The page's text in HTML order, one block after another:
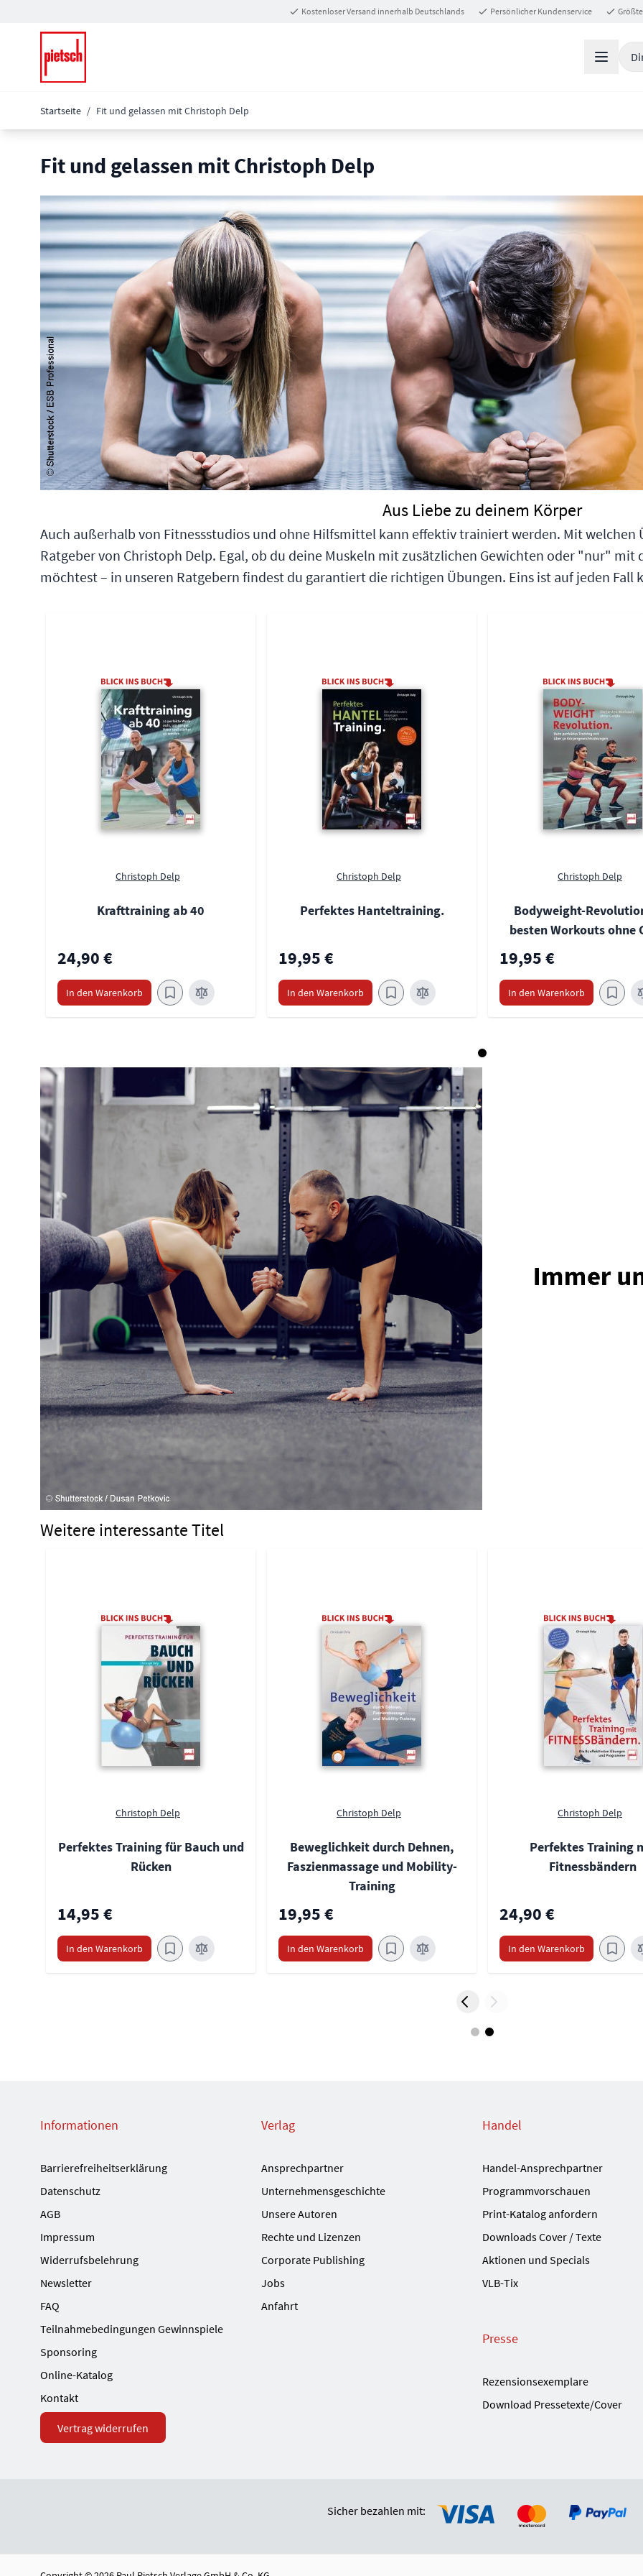
Kostenloser Versand innerhalb Deutschlands Persönlicher Kundenservice
Startseite / Fit und gelassen mit Christoph Delp
Fit und gelassen mit Christoph Delp
Aus Liebe zu deinem Körper
Auch außerhalb von Fitnessstudios und ohne Hilfsmittel kann effektiv trainiert werden. Mit welchen
Ratgeber von Christoph Delp. Egal, ob du deine Muskeln mit zusätzlichen Gewichten oder "nur"
möchtest – in unseren Ratgebern findest du garantiert die richtigen Übungen. Eins ist auf jeden Fall
Christoph Delp
Krafttraining ab 40
24,90 €
In den Warenkorb
Christoph Delp
Perfektes Hanteltraining.
19,95 €
In den Warenkorb
Christoph Delp
Bodyweight-
besten Workouts ohne
19,95 €
In den Warenkorb
Weitere interessante Titel
Christoph Delp
Perfektes Training für Bauch und
Rücken
14,95 €
In den Warenkorb
Christoph Delp
Beweglichkeit durch Dehnen,
Faszienmassage und Mobility-
Training
19,95 €
In den Warenkorb
Christoph Delp
Perfektes Training
Fitnessbändern
24,90 €
In den Warenkorb
Informationen
Barrierefreiheitserklärung
Datenschutz
AGB
Impressum
Widerrufsbelehrung
Newsletter
FAQ
Teilnahmebedingungen Gewinnspiele
Sponsoring
Online-Katalog
Kontakt
Vertrag widerrufen
Verlag
Ansprechpartner
Unternehmensgeschichte
Unsere Autoren
Rechte und Lizenzen
Corporate Publishing
Jobs
Anfahrt
Handel
Handel-Ansprechpartner
Programmvorschauen
Print-Katalog anfordern
Downloads Cover / Texte
Aktionen und Specials
VLB-Tix
Presse
Rezensionsexemplare
Download Pressetexte/Cover
Sicher bezahlen mit: